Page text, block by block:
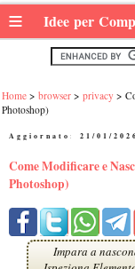
≡ Idee per
Home browser privacy
Photoshop)
Aggiornato: 21/01/2026
Come Modificare e
Photoshop)
Impara a